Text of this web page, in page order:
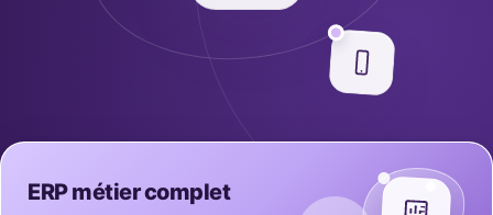
ERP métier complet